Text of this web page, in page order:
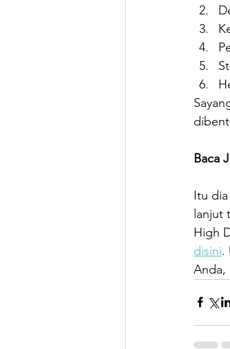
Baca
Itu
lanjut
High
disini.
Anda,